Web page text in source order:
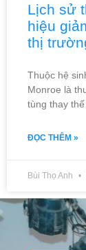
Lịch sử
hiệu
thị
Thuộc hệ
Monroe là
tùng thay
ĐỌC THÊM »
Bùi Thọ Anh